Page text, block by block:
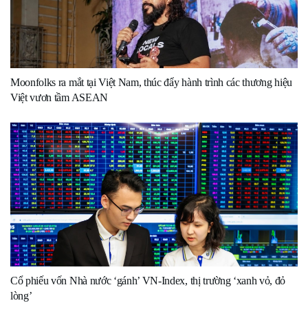
Moonfolks ra mắt tại Việt Nam, thúc đẩy hành trình các thương hiệu
Việt vươn tầm ASEAN
Cổ phiếu vốn Nhà nước ‘gánh’ VN-Index, thị trường ‘xanh vỏ, đỏ
lòng’